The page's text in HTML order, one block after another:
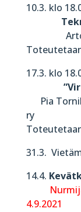
10.3. klo
Arto
17.3. klo
”Virtaa
Pia
ry
31.3.
14.4.
4.9.2021